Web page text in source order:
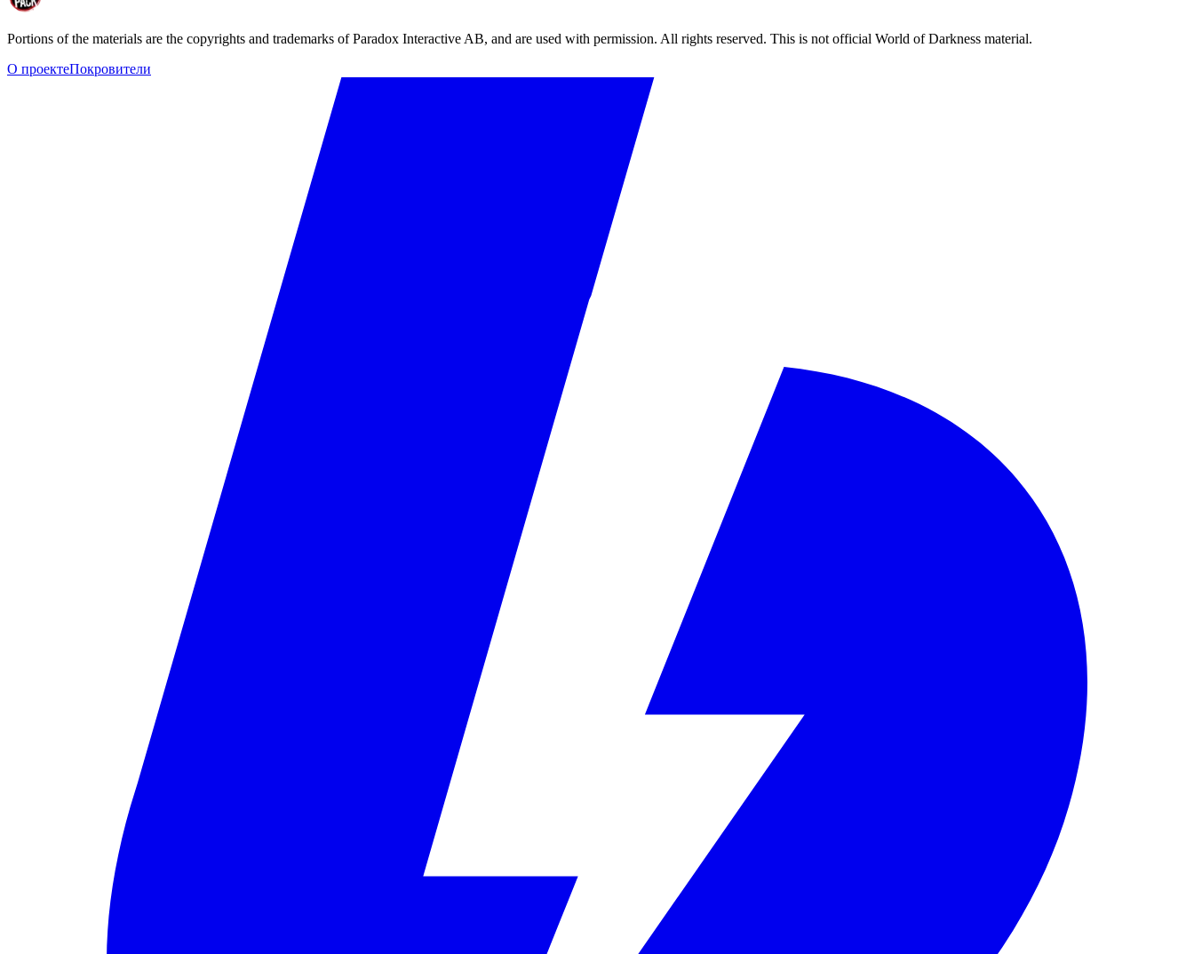
Portions of the materials are the copyrights and trademarks of Paradox Interactive AB, and are used with permission. All rights reserved. This is not official World of Darkness material.
О проектеПокровители